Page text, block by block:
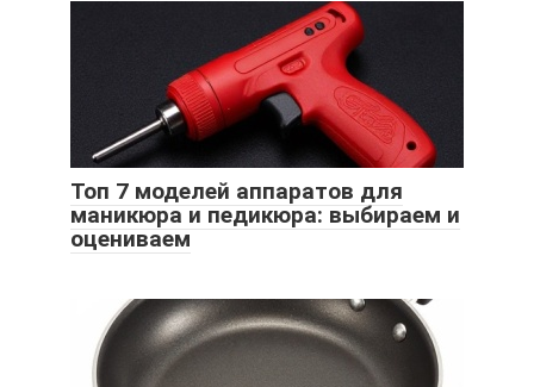
Топ 7 моделей аппаратов для
маникюра и педикюра: выбираем и
оцениваем